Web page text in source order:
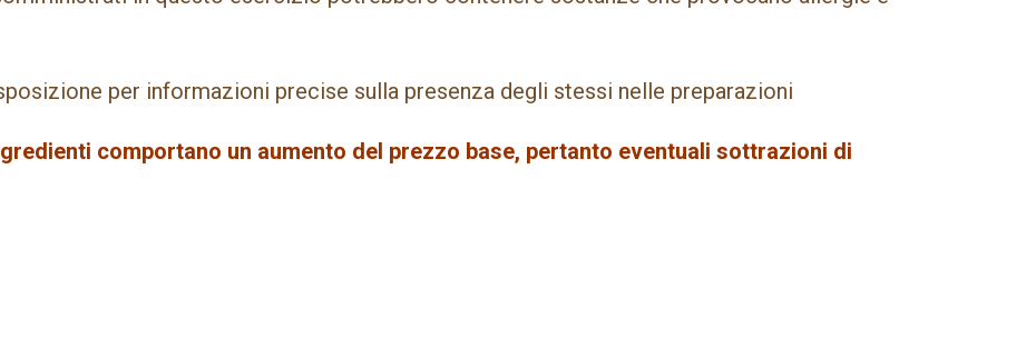
per informazioni precise sulla presenza degli stessi nelle preparazioni
comportano un aumento del prezzo base, pertanto eventuali sottrazioni di